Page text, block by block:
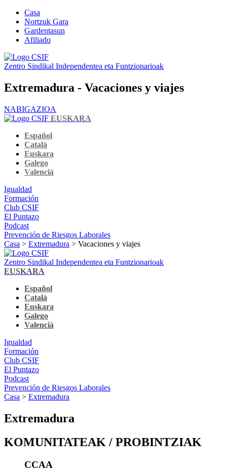
Casa
Nortzuk Gara
Gardentasun
Afiliado
Zentro Sindikal Independentea eta Funtzionarioak
Extremadura - Vacaciones y viajes
NABIGAZIOA
EUSKARA
Español
Català
Euskara
Galego
Valencià
Igualdad
Formación
Club CSIF
El Puntazo
Podcast
Prevención de Riesgos Laborales
Casa > Extremadura > Vacaciones y viajes
Zentro Sindikal Independentea eta Funtzionarioak
EUSKARA
Español
Català
Euskara
Galego
Valencià
Igualdad
Formación
Club CSIF
El Puntazo
Podcast
Prevención de Riesgos Laborales
Casa > Extremadura
Extremadura
KOMUNITATEAK / PROBINTZIAK
CCAA